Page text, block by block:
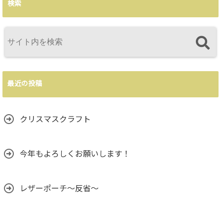
検索
最近の投稿
クリスマスクラフト
今年もよろしくお願いします！
レザーポーチ～反省～